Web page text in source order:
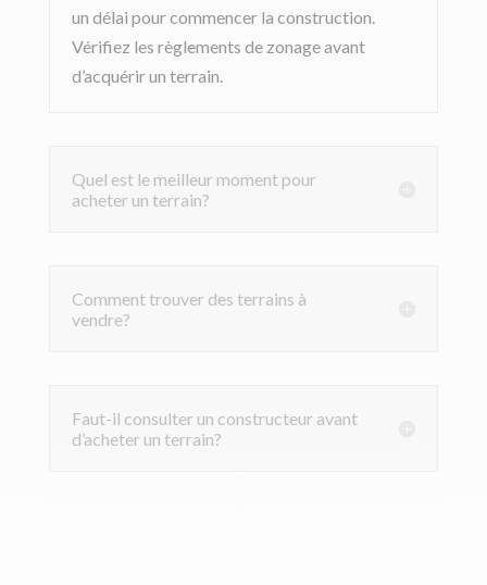
un délai pour commencer la construction.
Vérifiez les règlements de zonage avant
d’acquérir un terrain.
Quel est le meilleur moment pour
acheter un terrain?
Comment trouver des terrains à
vendre?
Faut-il consulter un constructeur avant
d’acheter un terrain?